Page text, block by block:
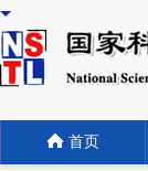
首页